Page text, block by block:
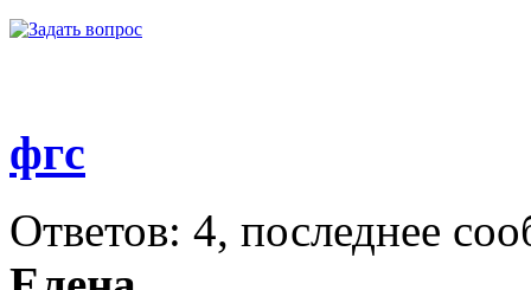
фгс
Ответов: 4, последнее